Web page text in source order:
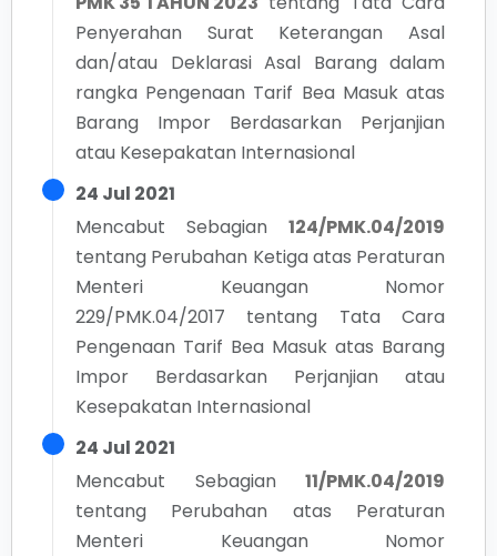
Penyerahan Surat Keterangan Asal
dan/atau Deklarasi Asal Barang dalam
rangka Pengenaan Tarif Bea Masuk atas
Barang Impor Berdasarkan Perjanjian
atau Kesepakatan Internasional
24 Jul 2021
Mencabut Sebagian 124/PMK.04/2019
tentang Perubahan Ketiga atas Peraturan
Menteri Keuangan Nomor
229/PMK.04/2017 tentang Tata Cara
Pengenaan Tarif Bea Masuk atas Barang
Impor Berdasarkan Perjanjian atau
Kesepakatan Internasional
24 Jul 2021
Mencabut Sebagian 11/PMK.04/2019
tentang Perubahan atas Peraturan
Menteri Keuangan Nomor